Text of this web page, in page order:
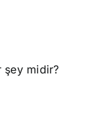
şey midir?